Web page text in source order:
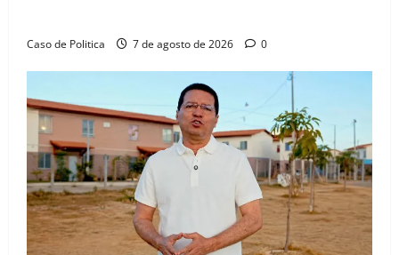
Caso de Politica 7 de agosto de 2026 0